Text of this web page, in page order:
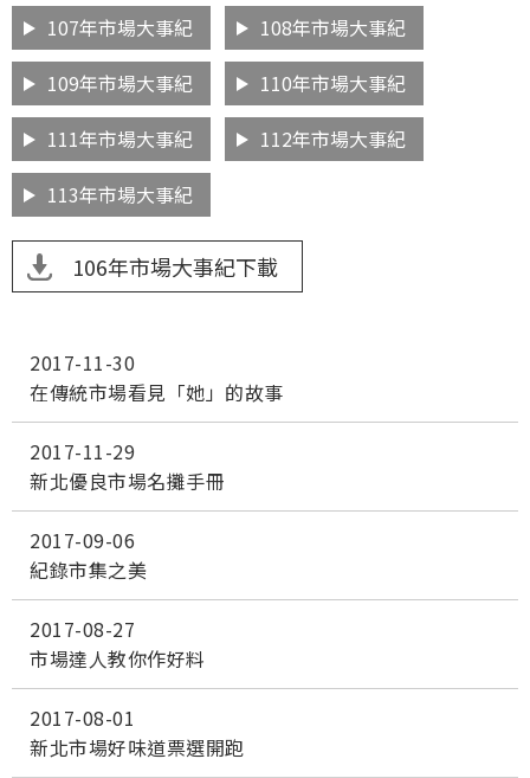
107年市場大事紀
108年市場大事紀
109年市場大事紀
110年市場大事紀
111年市場大事紀
112年市場大事紀
113年市場大事紀
2017-11-30
在傳統市場看見「她」的故事
2017-11-29
新北優良市場名攤手冊
2017-09-06
紀錄市集之美
2017-08-27
市場達人教你作好料
2017-08-01
新北市場好味道票選開跑